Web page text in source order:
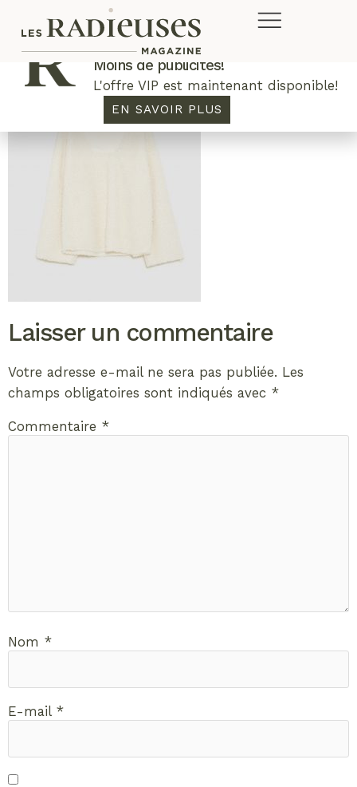
Laisser un commentaire
Votre adresse e-mail ne sera pas publiée. Les
champs obligatoires sont indiqués avec *
Commentaire *
Nom *
E-mail *
Plus de concours. Plus de rabais.
Moins de publicités!
L'offre VIP est maintenant disponible!
EN SAVOIR PLUS